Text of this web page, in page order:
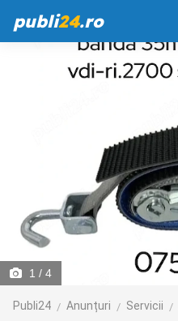
publi24.ro
1 / 4
Publi24 Anunțuri Servicii